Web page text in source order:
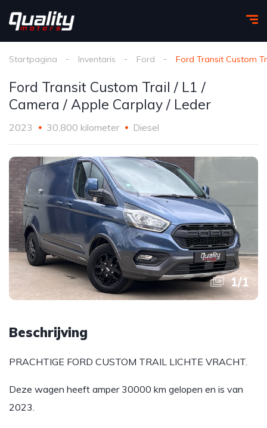
Startpagina Inventaris Ford Ford Transit Custom
Ford Transit Custom Trail / L1 /
Camera / Apple Carplay / Leder
2023 30,800 kilometer Diesel
1/1
Beschrijving
PRACHTIGE FORD CUSTOM TRAIL LICHTE VRACHT.
Deze wagen heeft amper 30000 km gelopen en is van
2023.